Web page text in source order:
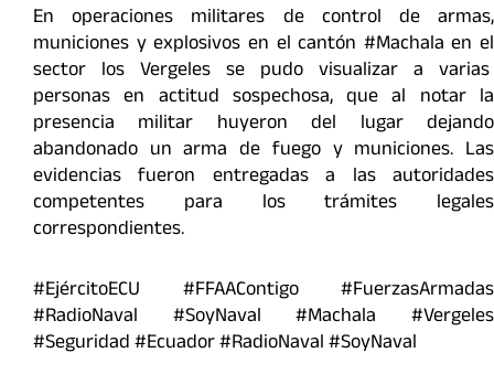
En operaciones militares de control de armas,
municiones y explosivos en el cantón #Machala en el
sector los Vergeles se pudo visualizar a varias
personas en actitud sospechosa, que al notar la
presencia militar huyeron del lugar dejando
abandonado un arma de fuego y municiones. Las
evidencias fueron entregadas a las autoridades
competentes para los trámites legales
correspondientes.
#EjércitoECU #FFAAContigo #FuerzasArmadas
#RadioNaval #SoyNaval #Machala #Vergeles
#Seguridad #Ecuador #RadioNaval #SoyNaval